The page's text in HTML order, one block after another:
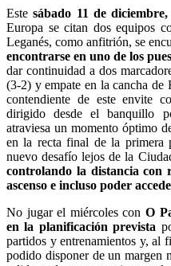
Este sábado 11 de
Europa se citan dos equipos
Leganés, como anfitrión, se
encontrarse en uno de los
dar continuidad a dos
(3-2) y empate en la cancha
contendiente de este envite
dirigido desde el banquillo
atraviesa un momento óptimo
en la recta final de la primera
nuevo desafío lejos de la
controlando la distancia con
ascenso e incluso poder
No jugar el miércoles con O
en la planificación prevista
partidos y entrenamientos y, al
podido disponer de un margen